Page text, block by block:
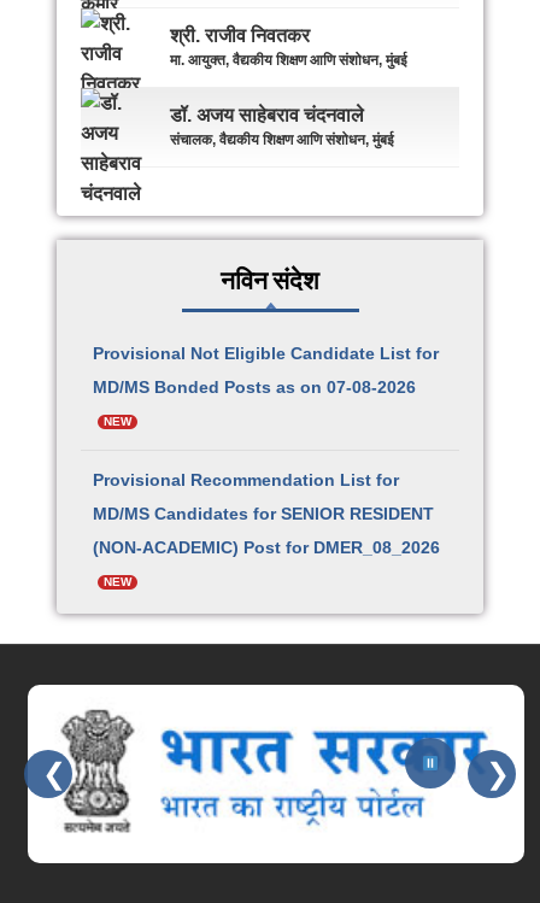
श्री. राजीव निवतकर
मा. आयुक्त, वैद्यकीय शिक्षण आणि संशोधन, मुंबई
डॉ. अजय साहेबराव चंदनवाले
संचालक, वैद्यकीय शिक्षण आणि संशोधन, मुंबई
नविन संदेश
Provisional Not Eligible Candidate List for
MD/MS Bonded Posts as on 07-08-2026
NEW
Provisional Recommendation List for
MD/MS Candidates for SENIOR RESIDENT
(NON-ACADEMIC) Post for DMER_08_2026
NEW
Provisional Merit List for MD/MS
2026
वाहन चालक चाचणी सूचना व यादी – प्रादेशिक कार्यालय
नाशिक
NEW
Summer 2026 II Round Revised Merit List
❮ ❯